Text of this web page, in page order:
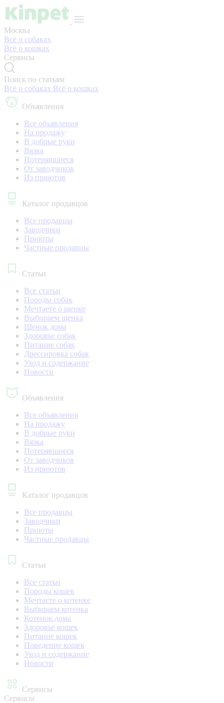
Москва
Всё о собаках
Всё о кошках
Сервисы
Поиск по статьям
Всё о собаках Всё о кошках
Объявления
Все объявления
На продажу
В добрые руки
Вязка
Потерявшиеся
От заводчиков
Из приютов
Каталог продавцов
Все продавцы
Заводчики
Приюты
Частные продавцы
Статьи
Все статьи
Породы собак
Мечтаете о щенке
Выбираем щенка
Щенок дома
Здоровье собак
Питание собак
Дрессировка собак
Уход и содержание
Новости
Объявления
Все объявления
На продажу
В добрые руки
Вязка
Потерявшиеся
От заводчиков
Из приютов
Каталог продавцов
Все продавцы
Заводчики
Приюты
Частные продавцы
Статьи
Все статьи
Породы кошек
Мечтаете о котенке
Выбираем котенка
Котенок дома
Здоровье кошек
Питание кошек
Поведение кошек
Уход и содержание
Новости
Сервисы
Сервисы